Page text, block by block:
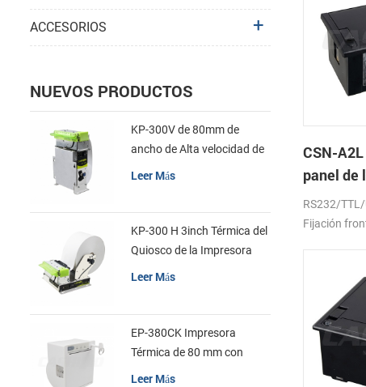
CSN-
panel de
térmica
RS232/
Fijación
ACCESORIOS
NUEVOS PRODUCTOS
KP-300V de 80mm de
ancho de Alta velocidad de
la Impresora Térmica del
Leer Más
KP-300 H 3inch Térmica del
Quiosco de la Impresora
Módulo de
Leer Más
EP-380CK Impresora
Térmica de 80 mm con
Leer Más